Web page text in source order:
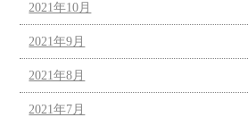
2021年10月
2021年9月
2021年8月
2021年7月